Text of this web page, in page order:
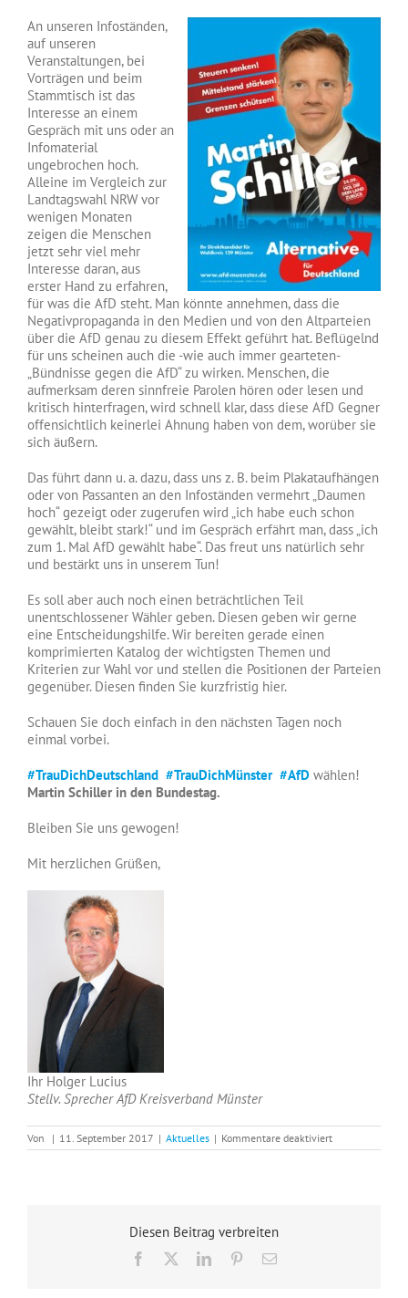
An unseren Infoständen,
auf unseren
Veranstaltungen, bei
Vorträgen und beim
Stammtisch ist das
Interesse an einem
Gespräch mit uns oder an
Infomaterial
ungebrochen hoch.
Alleine im Vergleich zur
Landtagswahl NRW vor
wenigen Monaten
zeigen die Menschen
jetzt sehr viel mehr
Interesse daran, aus
erster Hand zu erfahren,
für was die AfD steht. Man könnte annehmen, dass die
Negativpropaganda in den Medien und von den Altparteien
über die AfD genau zu diesem Effekt geführt hat. Beflügelnd
für uns scheinen auch die -wie auch immer gearteten-
„Bündnisse gegen die AfD“ zu wirken. Menschen, die
aufmerksam deren sinnfreie Parolen hören oder lesen und
kritisch hinterfragen, wird schnell klar, dass diese AfD Gegner
offensichtlich keinerlei Ahnung haben von dem, worüber sie
sich äußern.
Das führt dann u. a. dazu, dass uns z. B. beim Plakataufhängen
oder von Passanten an den Infoständen vermehrt „Daumen
hoch“ gezeigt oder zugerufen wird „ich habe euch schon
gewählt, bleibt stark!“ und im Gespräch erfährt man, dass „ich
zum 1. Mal AfD gewählt habe“. Das freut uns natürlich sehr
und bestärkt uns in unserem Tun!
Es soll aber auch noch einen beträchtlichen Teil
unentschlossener Wähler geben. Diesen geben wir gerne
eine Entscheidungshilfe. Wir bereiten gerade einen
komprimierten Katalog der wichtigsten Themen und
Kriterien zur Wahl vor und stellen die Positionen der Parteien
gegenüber. Diesen finden Sie kurzfristig hier.
Schauen Sie doch einfach in den nächsten Tagen noch
einmal vorbei.
#TrauDichDeutschland #TrauDichMünster #AfD wählen!
Martin Schiller in den Bundestag.
Bleiben Sie uns gewogen!
Mit herzlichen Grüßen,
Ihr Holger Lucius
Stellv. Sprecher AfD Kreisverband Münster
Von | 11. September 2017 | Aktuelles | Kommentare deaktiviertfür
Endspurt
Diesen Beitrag verbreiten
Facebook LinkedInPinterest
E-